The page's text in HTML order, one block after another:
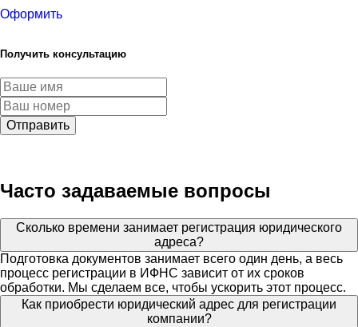
Оформить
Получить консультацию
Отправить
Часто задаваемые вопросы
Сколько времени занимает регистрация юридического
адреса?
Подготовка документов занимает всего один день, а весь
процесс регистрации в ИФНС зависит от их сроков
обработки. Мы сделаем все, чтобы ускорить этот процесс.
Как приобрести юридический адрес для регистрации
компании?